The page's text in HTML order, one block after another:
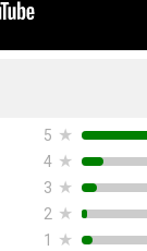
5 ★
4 ★
3 ★
2 ★
1
★